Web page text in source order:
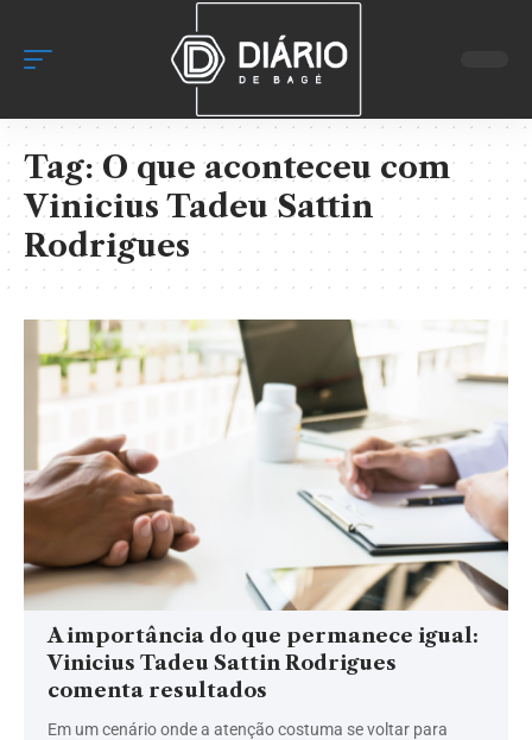
Tag:O que aconteceu com
Vinicius Tadeu Sattin
Rodrigues
A importância do que permanece igual:
Vinicius Tadeu Sattin Rodrigues
comenta resultados
Em um cenário onde a atenção costuma se voltar para